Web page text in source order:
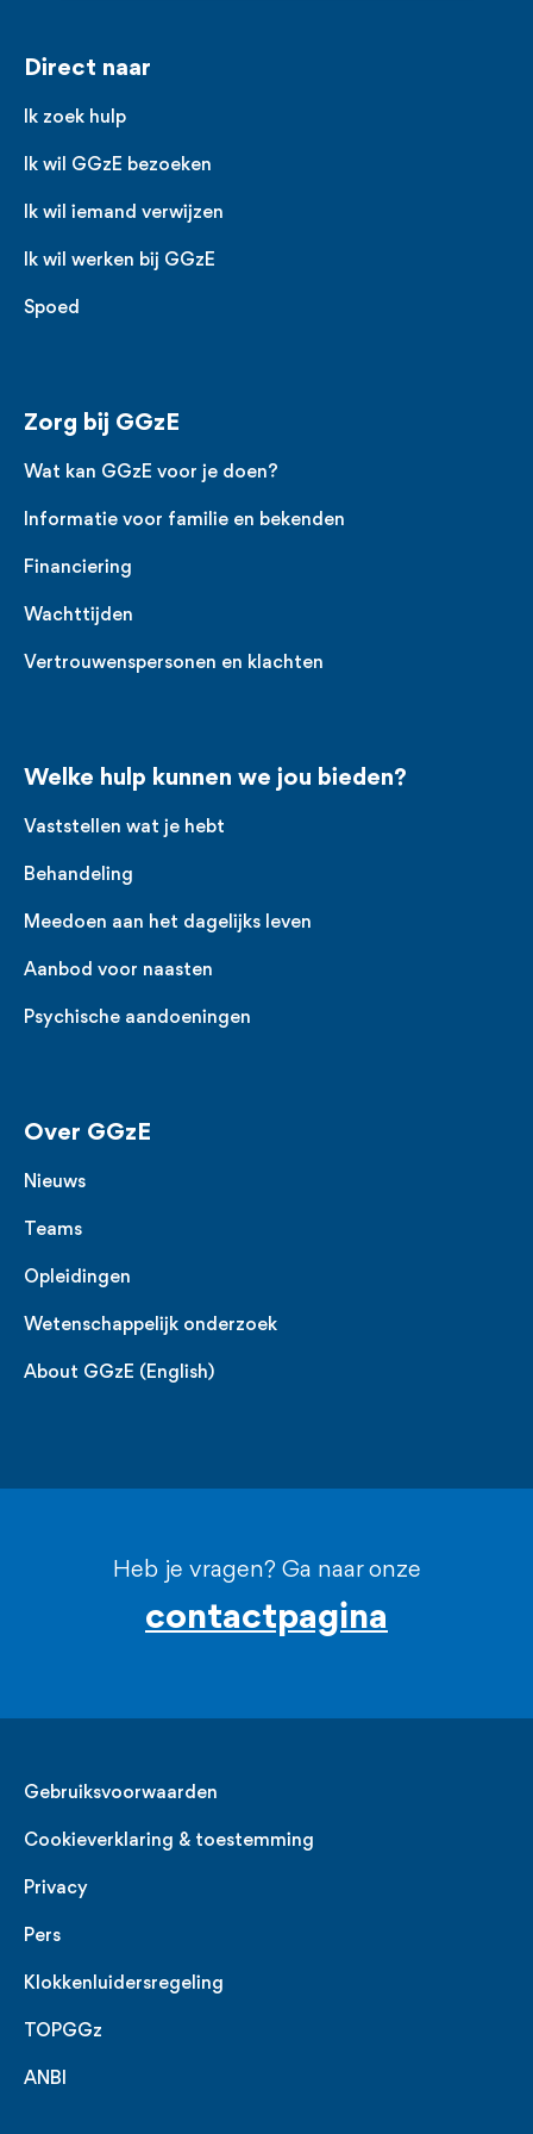
Voet
Direct naar
Ik zoek hulp
Ik wil GGzE bezoeken
Ik wil iemand verwijzen
Ik wil werken bij GGzE
Spoed
Zorg bij GGzE
Wat kan GGzE voor je doen?
Informatie voor familie en bekenden
Financiering
Wachttijden
Vertrouwenspersonen en klachten
Welke hulp kunnen we jou bieden?
Vaststellen wat je hebt
Behandeling
Meedoen aan het dagelijks leven
Aanbod voor naasten
Psychische aandoeningen
Over GGzE
Nieuws
Teams
Opleidingen
Wetenschappelijk onderzoek
About GGzE (English)
Heb je vragen? Ga naar onze
contactpagina
Legal
Gebruiksvoorwaarden
Cookieverklaring & toestemming
Privacy
Pers
Klokkenluidersregeling
TOPGGz
ANBI